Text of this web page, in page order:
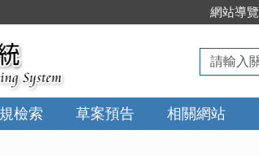
網站導覽
請
輸
入
關
鍵
檢索 草案預告 相關網站